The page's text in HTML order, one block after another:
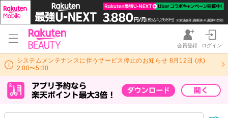
会員登録 ログイン
システムメンテナンスに伴うサービス停止のお知らせ 8月12日 (水)
2:00〜5:30